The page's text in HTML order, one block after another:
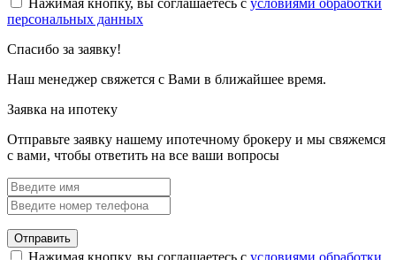
персональных данных
Спасибо за заявку!
Наш менеджер свяжется с Вами в ближайшее время.
Заявка на ипотеку
Отправьте заявку нашему ипотечному брокеру и мы свяжемся
с вами, чтобы ответить на все ваши вопросы
Отправить
Нажимая кнопку, вы соглашаетесь с условиями обработки